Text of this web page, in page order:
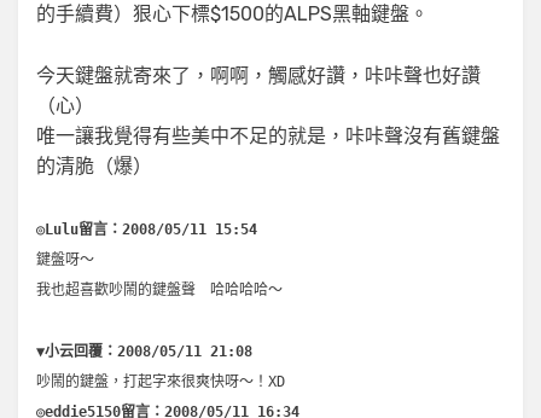
的手續費）狠心下標$1500的ALPS黑軸鍵盤。
今天鍵盤就寄來了，啊啊，觸感好讚，咔咔聲也好讚
（心）
唯一讓我覺得有些美中不足的就是，咔咔聲沒有舊鍵盤
的清脆（爆）
◎Lulu留言：2008/05/11 15:54
鍵盤呀～
我也超喜歡吵鬧的鍵盤聲 哈哈哈哈～
▼小云回覆：2008/05/11 21:08
吵鬧的鍵盤，打起字來很爽快呀～！XD
◎eddie5150留言：2008/05/11 16:34